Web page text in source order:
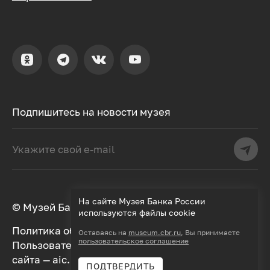
Подпишитесь на новости музея
© Музей Банка России, 2000–2026
Политика обработки персональных данных
Пользовательское соглашение
сайта — aic. Разработка —
На сайте Музея Банка России
используются файлы cookie
Оставаясь на museum.cbr.ru, Вы принимаете
пользовательское соглашение
ПОДТВЕРДИТЬ